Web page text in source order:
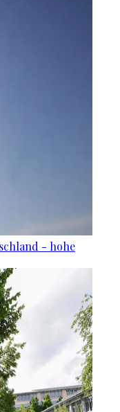
- hohe